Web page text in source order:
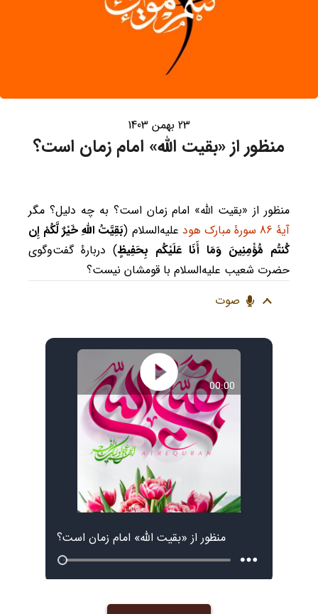
23 بهمن 1403
منظور از «بقیت الله» امام زمان است؟
منظور از «بقیت الله» امام زمان است؟ به چه دلیل؟ مگر
آیۀ 86 سورۀ مبارک هود
علیه‌السلام (بَقِيَّتُ اللَّهِ خَيْرٌ لَّكُمْ إِن
كُنتُم مُّؤْمِنِينَ وَمَا أَنَا عَلَيْكُم بِحَفِيظٍ) دربارۀ گفت‌وگوی
حضرت شعیب علیه‌السلام با قومشان نیست؟
صوت